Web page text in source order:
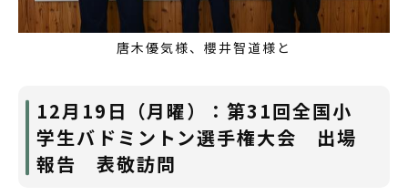
唐木優気様、櫻井智道様と
12月19日（月曜）：第31回全国小
学生バドミントン選手権大会 出場
報告 表敬訪問